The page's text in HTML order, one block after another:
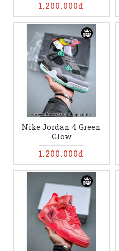
1.200.000đ
Nike Jordan 4 Green
Glow
1.200.000đ